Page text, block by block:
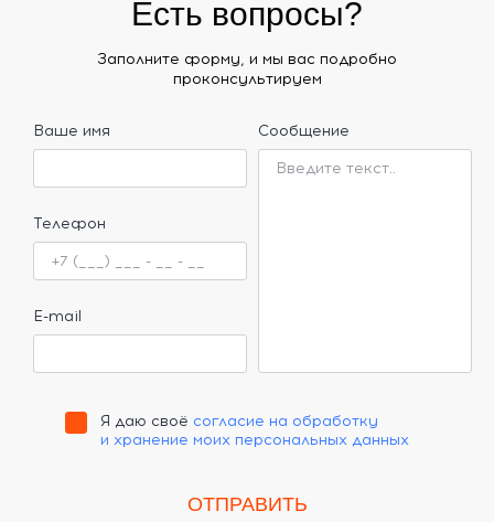
Есть вопросы?
Заполните форму, и мы вас подробно
проконсультируем
Ваше имя
Телефон
E-mail
Сообщение
Я даю своё согласие на обработку
и хранение моих персональных данных
ОТПРАВИТЬ